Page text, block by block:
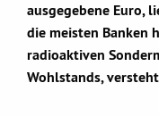
ausgegebene Euro,
die meisten Banken
radioaktiven
Wohlstands,